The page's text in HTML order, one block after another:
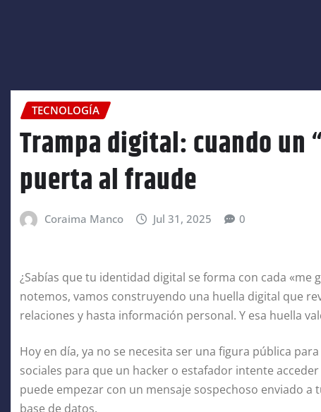
TECNOLOGÍA
Trampa digital: cuando un
puerta al fraude
Coraima Manco Jul 31, 2025 0
¿Sabías que tu identidad digital se forma con cada «me
notemos, vamos construyendo una huella digital que
relaciones y hasta información personal. Y esa huella
Hoy en día, ya no se necesita ser una figura pública
sociales para que un hacker o estafador intente
puede empezar con un mensaje sospechoso enviado
base de datos.